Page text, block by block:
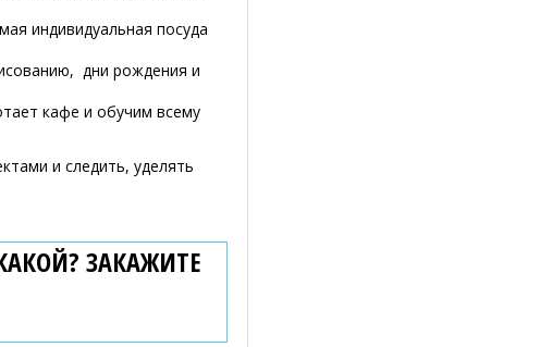
индивидуальная посуда
дни рождения и
кафе и обучим всему
и следить, уделять
ЗАКАЖИТЕ